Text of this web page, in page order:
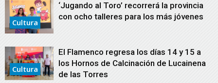
Cultura
‘Jugando al Toro’ recorrerá la provincia
con ocho talleres para los más jóvenes
Cultura
El Flamenco regresa los días 14 y 15 a
los Hornos de Calcinación de Lucainena
de las Torres